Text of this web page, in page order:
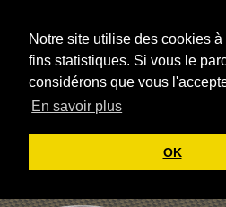
Notre site utilise des cookies
fins statistiques. Si vous le
considérons que vous
En savoir plus
OK